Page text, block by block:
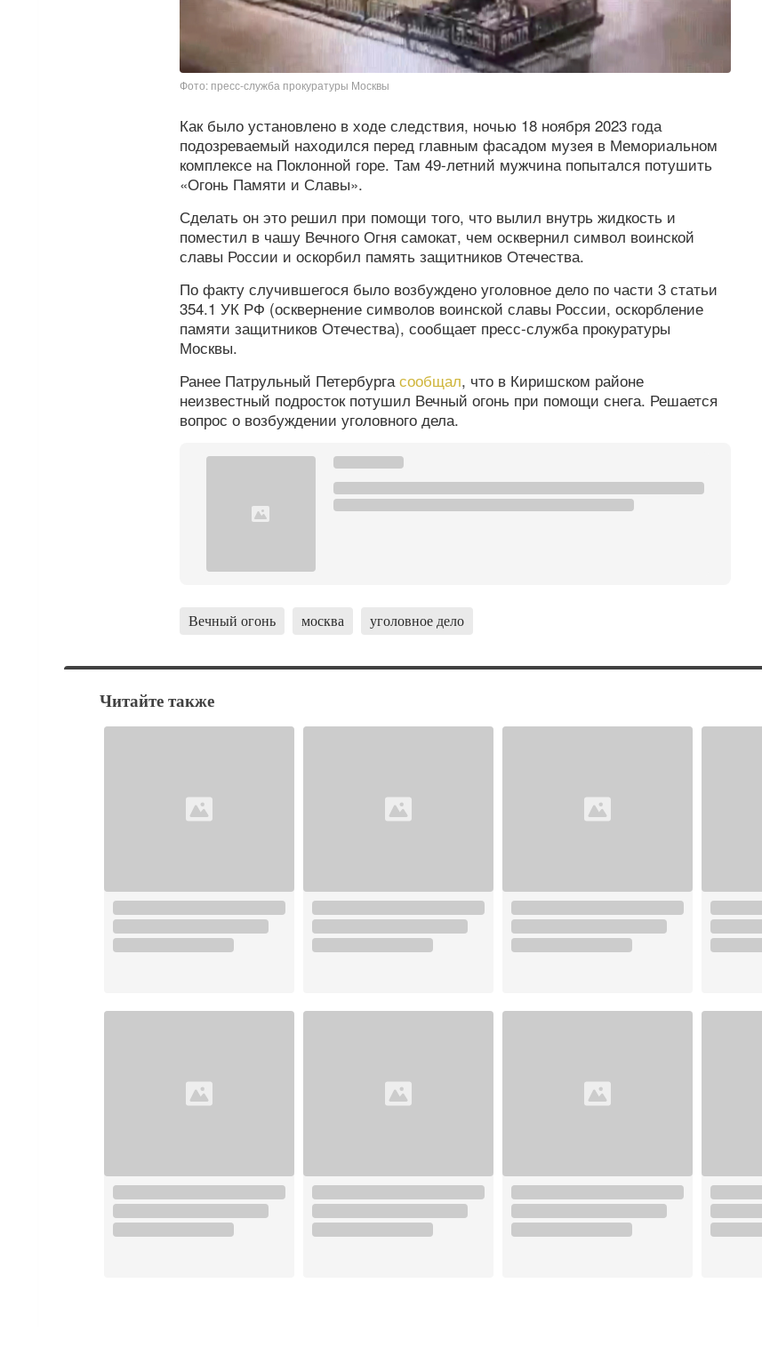
Фото: пресс-служба прокуратуры Москвы
Как было установлено в ходе следствия, ночью 18 ноября 2023 года
подозреваемый находился перед главным фасадом музея в Мемориальном
комплексе на Поклонной горе. Там 49-летний мужчина попытался потушить
«Огонь Памяти и Славы».
Сделать он это решил при помощи того, что вылил внутрь жидкость и
поместил в чашу Вечного Огня самокат, чем осквернил символ воинской
славы России и оскорбил память защитников Отечества.
По факту случившегося было возбуждено уголовное дело по части 3 статьи
354.1 УК РФ (осквернение символов воинской славы России, оскорбление
памяти защитников Отечества), сообщает пресс-служба прокуратуры
Москвы.
Ранее Патрульный Петербургасообщал, что в Киришском районе
неизвестный подросток потушил Вечный огонь при помощи снега. Решается
вопрос о возбуждении уголовного дела.
Вечный огонь москва уголовное дело
Читайте также